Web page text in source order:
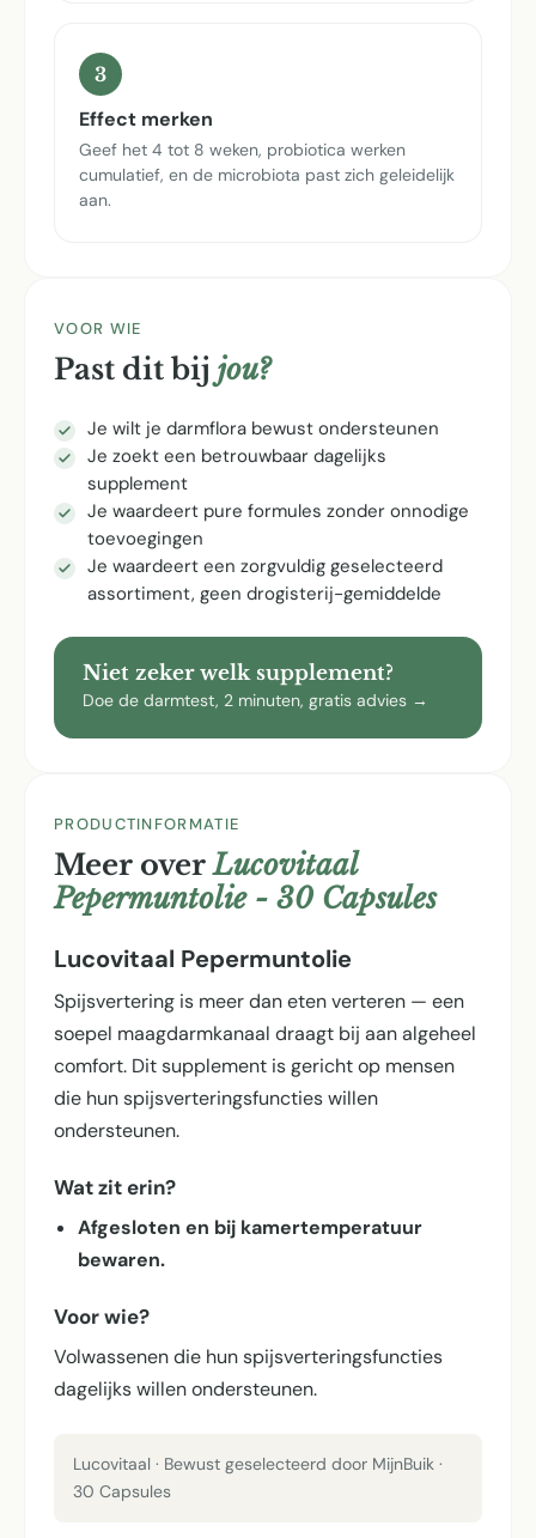
3
Effect merken
Geef het 4 tot 8 weken, probiotica werken
cumulatief, en de microbiota past zich geleidelijk
aan.
VOOR WIE
Past dit bij jou?
Je wilt je darmflora bewust ondersteunen
Je zoekt een betrouwbaar dagelijks
supplement
Je waardeert pure formules zonder onnodige
toevoegingen
Je waardeert een zorgvuldig geselecteerd
assortiment, geen drogisterij-gemiddelde
Niet zeker welk supplement?
Doe de darmtest, 2 minuten, gratis advies →
PRODUCTINFORMATIE
Meer overLucovitaal
Pepermuntolie - 30 Capsules
Lucovitaal Pepermuntolie
Spijsvertering is meer dan eten verteren — een
soepel maagdarmkanaal draagt bij aan algeheel
comfort. Dit supplement is gericht op mensen
die hun spijsverterings­functies willen
ondersteunen.
Wat zit erin?
Afgesloten en bij kamertemperatuur
bewaren.
Voor wie?
Volwassenen die hun spijsverterings­functies
dagelijks willen ondersteunen.
Lucovitaal · Bewust geselecteerd door MijnBuik ·
30 Capsules